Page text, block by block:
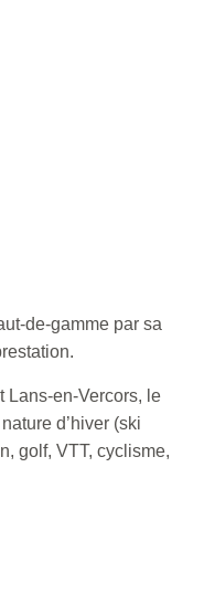
de-gamme par sa
Lans-en-Vercors, le
d’hiver (ski
golf, VTT, cyclisme,